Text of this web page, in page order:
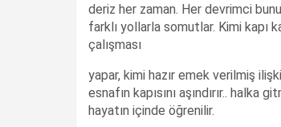
deriz her zaman. Her devrimci
farklı yollarla somutlar. Kimi kapı
çalışması
yapar, kimi hazır emek verilmiş
esnafın kapısını aşındırır.. halka
hayatın içinde öğrenilir.